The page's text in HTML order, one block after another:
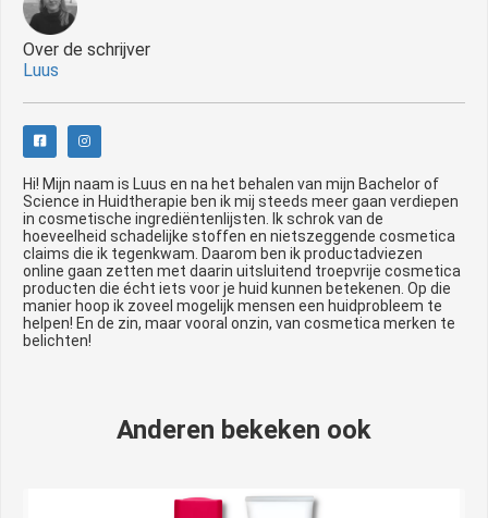
Over de schrijver
Luus
Hi! Mijn naam is Luus en na het behalen van mijn Bachelor of
Science in Huidtherapie ben ik mij steeds meer gaan verdiepen
in cosmetische ingrediëntenlijsten. Ik schrok van de
hoeveelheid schadelijke stoffen en nietszeggende cosmetica
claims die ik tegenkwam. Daarom ben ik productadviezen
online gaan zetten met daarin uitsluitend troepvrije cosmetica
producten die écht iets voor je huid kunnen betekenen. Op die
manier hoop ik zoveel mogelijk mensen een huidprobleem te
helpen! En de zin, maar vooral onzin, van cosmetica merken te
belichten!
Anderen bekeken ook